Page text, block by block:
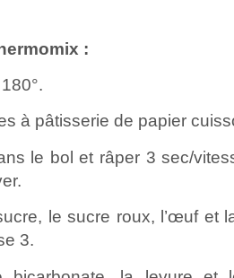
:
à pâtisserie de papier
le bol et râper 3 sec/
le sucre roux, l’œuf et
3.